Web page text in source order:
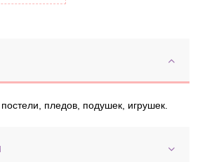
пледов, подушек, игрушек.